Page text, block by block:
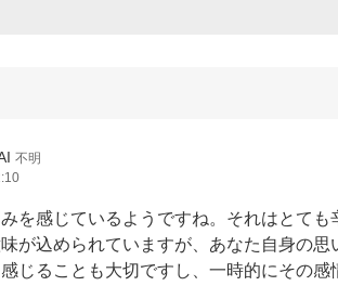
不明
を感じているようですね。それはとて
が込められていますが、あなた自身の
じることも大切ですし、一時的にその